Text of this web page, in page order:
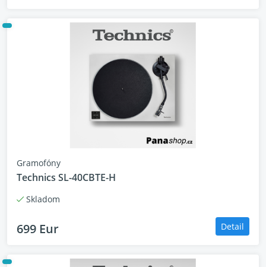
Gramofóny
Technics SL-40CBTE-H
Skladom
699 Eur Detail